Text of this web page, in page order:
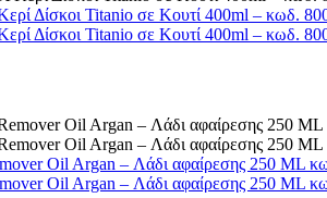
Δίσκοι Titanio σε Κουτί 400ml – κωδ.
Δίσκοι Titanio σε Κουτί 400ml – κωδ.
Oil Argan – Λάδι αφαίρεσης 250 ML
Oil Argan – Λάδι αφαίρεσης 250 ML